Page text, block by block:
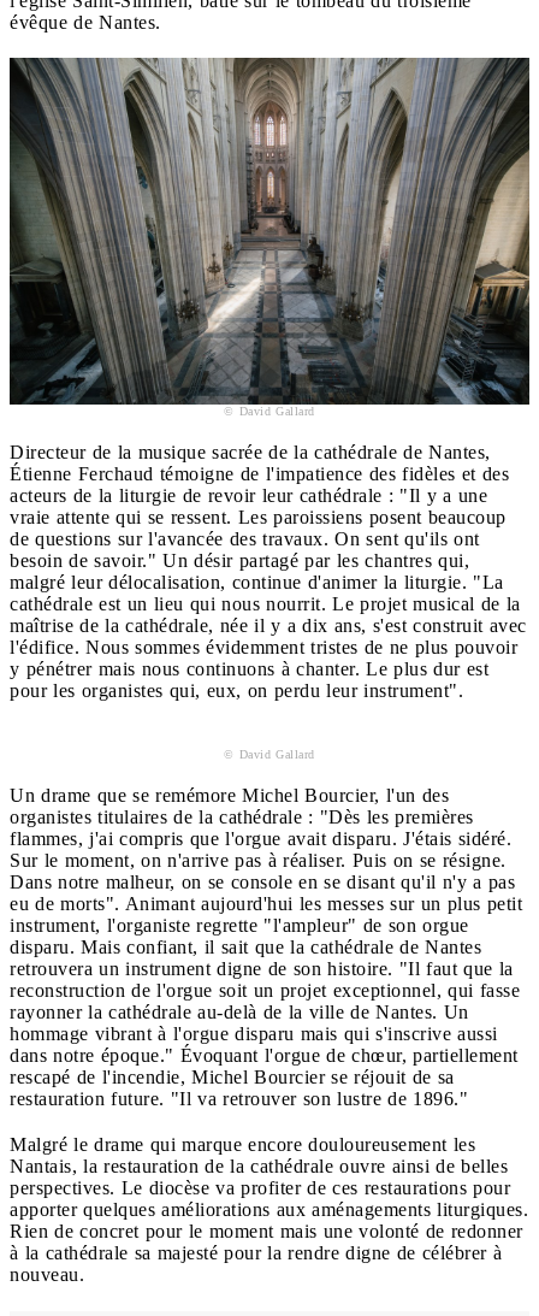
évêque de Nantes.
© David Gallard
Directeur de la musique sacrée de la cathédrale de Nantes,
Étienne Ferchaud témoigne de l'impatience des fidèles et des
acteurs de la liturgie de revoir leur cathédrale : "Il y a une
vraie attente qui se ressent. Les paroissiens posent beaucoup
de questions sur l'avancée des travaux. On sent qu'ils ont
besoin de savoir." Un désir partagé par les chantres qui,
malgré leur délocalisation, continue d'animer la liturgie. "La
cathédrale est un lieu qui nous nourrit. Le projet musical de la
maîtrise de la cathédrale, née il y a dix ans, s'est construit avec
l'édifice. Nous sommes évidemment tristes de ne plus pouvoir
y pénétrer mais nous continuons à chanter. Le plus dur est
pour les organistes qui, eux, on perdu leur instrument".
© David Gallard
Un drame que se remémore Michel Bourcier, l'un des
organistes titulaires de la cathédrale : "Dès les premières
flammes, j'ai compris que l'orgue avait disparu. J'étais sidéré.
Sur le moment, on n'arrive pas à réaliser. Puis on se résigne.
Dans notre malheur, on se console en se disant qu'il n'y a pas
eu de morts". Animant aujourd'hui les messes sur un plus petit
instrument, l'organiste regrette "l'ampleur" de son orgue
disparu. Mais confiant, il sait que la cathédrale de Nantes
retrouvera un instrument digne de son histoire. "Il faut que la
reconstruction de l'orgue soit un projet exceptionnel, qui fasse
rayonner la cathédrale au-delà de la ville de Nantes. Un
hommage vibrant à l'orgue disparu mais qui s'inscrive aussi
dans notre époque." Évoquant l'orgue de chœur, partiellement
rescapé de l'incendie, Michel Bourcier se réjouit de sa
restauration future. "Il va retrouver son lustre de 1896."
Malgré le drame qui marque encore douloureusement les
Nantais, la restauration de la cathédrale ouvre ainsi de belles
perspectives. Le diocèse va profiter de ces restaurations pour
apporter quelques améliorations aux aménagements liturgiques.
Rien de concret pour le moment mais une volonté de redonner
à la cathédrale sa majesté pour la rendre digne de célébrer à
nouveau.